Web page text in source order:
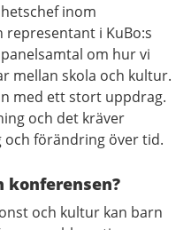
inom
i KuBo:s
om hur vi
mellan skola och kultur.
med ett stort uppdrag.
och det kräver
och förändring över tid.
konferensen?
och kultur kan barn